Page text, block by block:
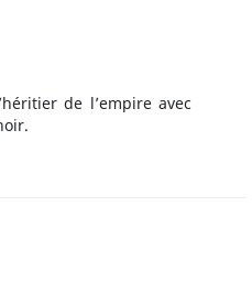
de l’empire avec